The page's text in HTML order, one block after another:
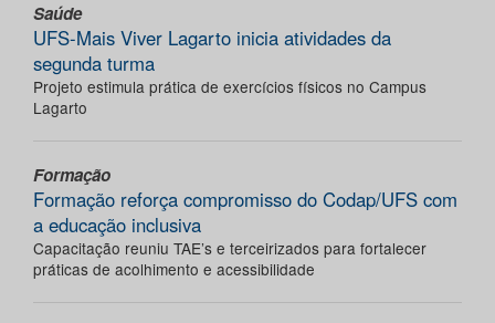
Saúde
UFS-Mais Viver Lagarto inicia atividades da
segunda turma
Projeto estimula prática de exercícios físicos no Campus
Lagarto
Formação
Formação reforça compromisso do Codap/UFS com
a educação inclusiva
Capacitação reuniu TAE’s e terceirizados para fortalecer
práticas de acolhimento e acessibilidade